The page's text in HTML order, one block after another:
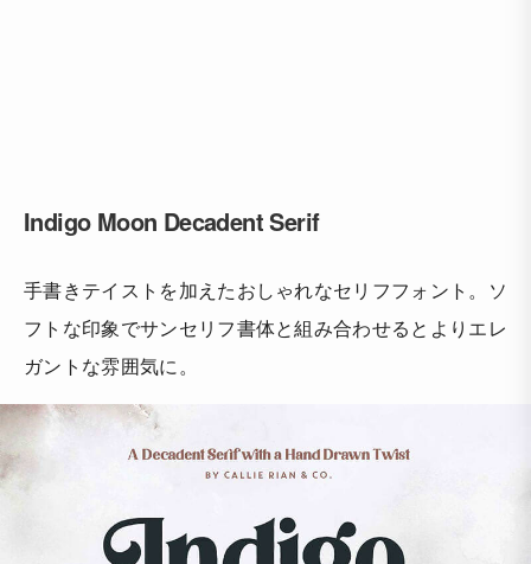
Indigo Moon Decadent Serif
手書きテイストを加えたおしゃれなセリフフォント。ソ
フトな印象でサンセリフ書体と組み合わせるとよりエレ
ガントな雰囲気に。